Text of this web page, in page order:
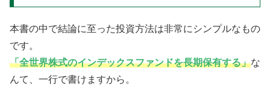
本書の中で結論に至った投資方法は非常にシンプルなもの
です。
「全世界株式のインデックスファンドを長期保有する」な
んて、一行で書けますから。